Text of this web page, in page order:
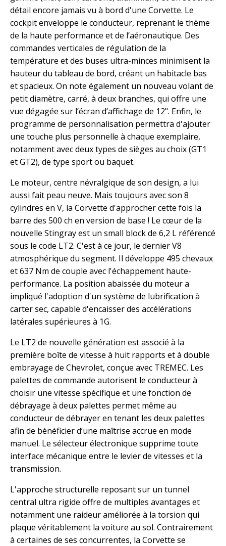
détail encore jamais vu à bord d'une Corvette. Le
cockpit enveloppe le conducteur, reprenant le thème
de la haute performance et de l’aéronautique. Des
commandes verticales de régulation de la
température et des buses ultra-minces minimisent la
hauteur du tableau de bord, créant un habitacle bas
et spacieux. On note également un nouveau volant de
petit diamètre, carré, à deux branches, qui offre une
vue dégagée sur l’écran d’affichage de 12". Enfin, le
programme de personnalisation permettra d'ajouter
une touche plus personnelle à chaque exemplaire,
notamment avec deux types de sièges au choix (GT1
et GT2), de type sport ou baquet.
Le moteur, centre névralgique de son design, a lui
aussi fait peau neuve. Mais toujours avec son 8
cylindres en V, la Corvette d'approcher cette fois la
barre des 500 ch en version de base ! Le cœur de la
nouvelle Stingray est un small block de 6,2 L référencé
sous le code LT2. C'est à ce jour, le dernier V8
atmosphérique du segment. Il développe 495 chevaux
et 637 Nm de couple avec l'échappement haute-
performance. La position abaissée du moteur a
impliqué l'adoption d'un système de lubrification à
carter sec, capable d'encaisser des accélérations
latérales supérieures à 1G.
Le LT2 de nouvelle génération est associé à la
première boîte de vitesse à huit rapports et à double
embrayage de Chevrolet, conçue avec TREMEC. Les
palettes de commande autorisent le conducteur à
choisir une vitesse spécifique et une fonction de
débrayage à deux palettes permet même au
conducteur de débrayer en tenant les deux palettes
afin de bénéficier d’une maîtrise accrue en mode
manuel. Le sélecteur électronique supprime toute
interface mécanique entre le levier de vitesses et la
transmission.
L'approche structurelle reposant sur un tunnel
central ultra rigide offre de multiples avantages et
notamment une raideur améliorée à la torsion qui
plaque véritablement la voiture au sol. Contrairement
à certaines de ses concurrentes, la Corvette se